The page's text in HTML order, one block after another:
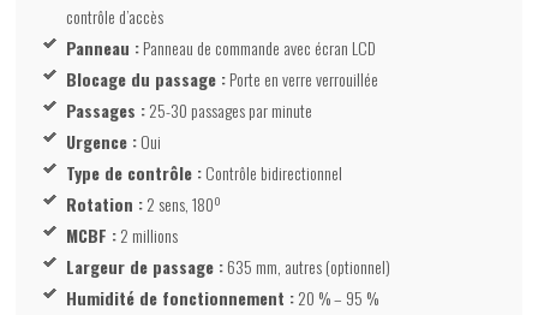
contrôle d’accès
Panneau :Panneau de commande avec écran LCD
Blocage du passage :Porte en verre verrouillée
Passages :25-30 passages par minute
Urgence :Oui
Type de contrôle :Contrôle bidirectionnel
Rotation :2 sens, 180º
MCBF :2 millions
Largeur de passage :635 mm, autres (optionnel)
Humidité de fonctionnement :20 % – 95 %